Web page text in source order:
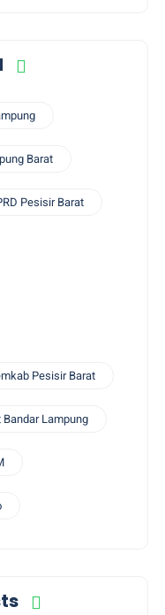
Barat
Pesisir Barat
Pesisir Barat
Bandar Lampung